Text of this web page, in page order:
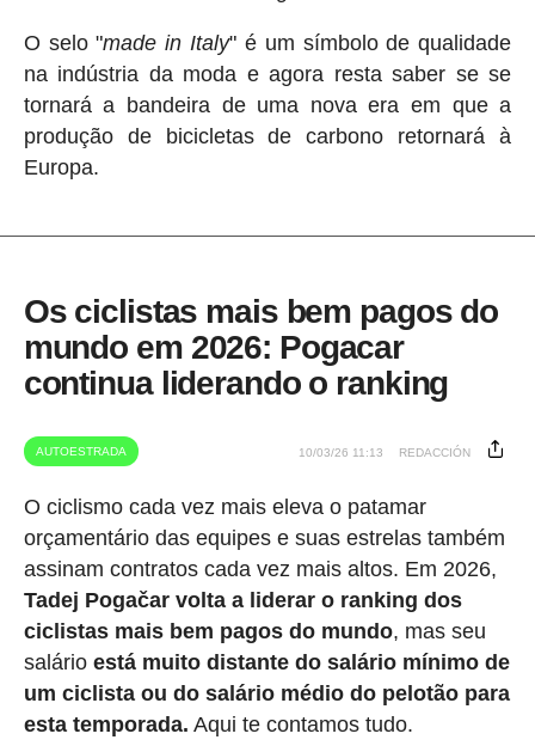
O selo "made in Italy" é um símbolo de qualidade
na indústria da moda e agora resta saber se se
tornará a bandeira de uma nova era em que a
produção de bicicletas de carbono retornará à
Europa.
Os ciclistas mais bem pagos do
mundo em 2026: Pogacar
continua liderando o ranking
AUTOESTRADA 10/03/26 11:13 REDACCIÓN
O ciclismo cada vez mais eleva o patamar
orçamentário das equipes e suas estrelas também
assinam contratos cada vez mais altos. Em 2026,
Tadej Pogačar volta a liderar o ranking dos
ciclistas mais bem pagos do mundo, mas seu
salário está muito distante do salário mínimo de
um ciclista ou do salário médio do pelotão para
esta temporada. Aqui te contamos tudo.